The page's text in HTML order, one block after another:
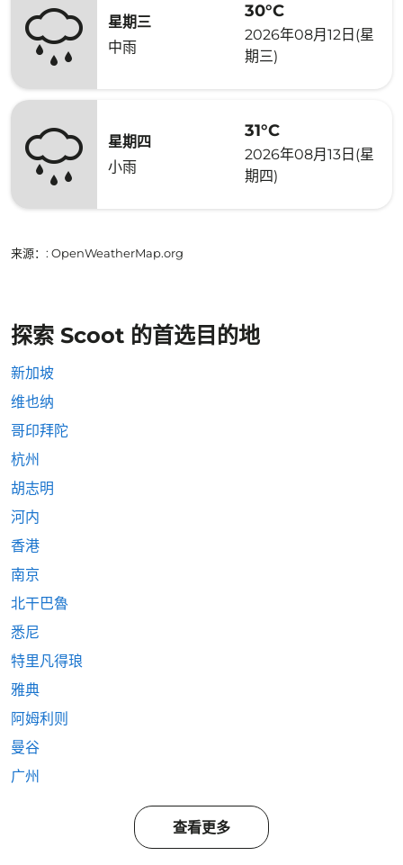
星期三
中雨
30°C
2026年08月12日(星
期三)
星期四
小雨
31°C
2026年08月13日(星
期四)
来源： : OpenWeatherMap.org
探索 Scoot 的首选目的地
新加坡
维也纳
哥印拜陀
杭州
胡志明
河内
香港
南京
北干巴魯
悉尼
特里凡得琅
雅典
阿姆利则
曼谷
广州
查看更多